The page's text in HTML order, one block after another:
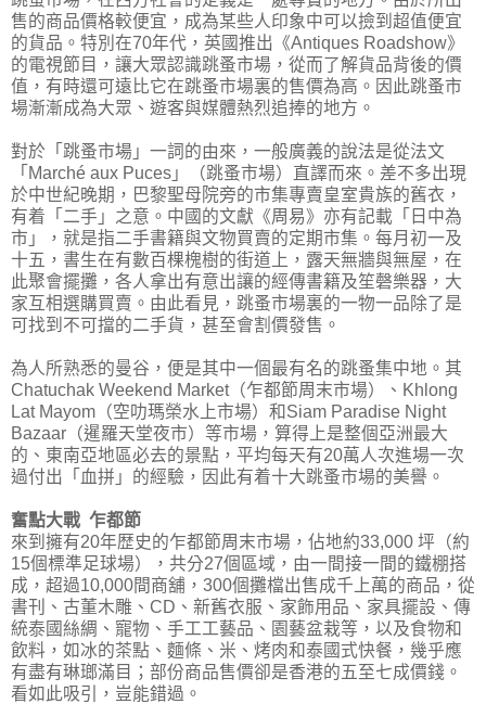
售的商品價格較便宜，成為某些人印象中可以撿到超值便宜
的貨品。特別在70年代，英國推出《Antiques Roadshow》
的電視節目，讓大眾認識跳蚤市場，從而了解貨品背後的價
值，有時還可遠比它在跳蚤市場裏的售價為高。因此跳蚤市
場漸漸成為大眾、遊客與媒體熱烈追捧的地方。
對於「跳蚤市場」一詞的由來，一般廣義的說法是從法文
「Marché aux Puces」（跳蚤市場）直譯而來。差不多出現
於中世紀晚期，巴黎聖母院旁的市集專賣皇室貴族的舊衣，
有着「二手」之意。中國的文獻《周易》亦有記載「日中為
市」，就是指二手書籍與文物買賣的定期市集。每月初一及
十五，書生在有數百棵槐樹的街道上，露天無牆與無屋，在
此聚會擺攤，各人拿出有意出讓的經傳書籍及笙磬樂器，大
家互相選購買賣。由此看見，跳蚤市場裏的一物一品除了是
可找到不可擋的二手貨，甚至會割價發售。
為人所熟悉的曼谷，便是其中一個最有名的跳蚤集中地。其
Chatuchak Weekend Market（乍都節周末市場）、Khlong
Lat Mayom（空叻瑪榮水上市場）和Siam Paradise Night
Bazaar（暹羅天堂夜市）等市場，算得上是整個亞洲最大
的、東南亞地區必去的景點，平均每天有20萬人次進場一次
過付出「血拼」的經驗，因此有着十大跳蚤市場的美譽。
奮點大戰 乍都節
來到擁有20年歴史的乍都節周末市場，佔地約33,000 坪（約
15個標準足球場），共分27個區域，由一間接一間的鐵棚搭
成，超過10,000間商舖，300個攤檔出售成千上萬的商品，從
書刊、古董木雕、CD、新舊衣服、家飾用品、家具擺設、傳
統泰國絲綢、寵物、手工工藝品、園藝盆栽等，以及食物和
飲料，如冰的茶點、麵條、米、烤肉和泰國式快餐，幾乎應
有盡有琳瑯滿目；部份商品售價卻是香港的五至七成價錢。
看如此吸引，豈能錯過。